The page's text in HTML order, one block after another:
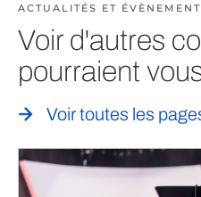
ACTUALITÉS ET
Voir d'autres
pourraient
Voir toutes les